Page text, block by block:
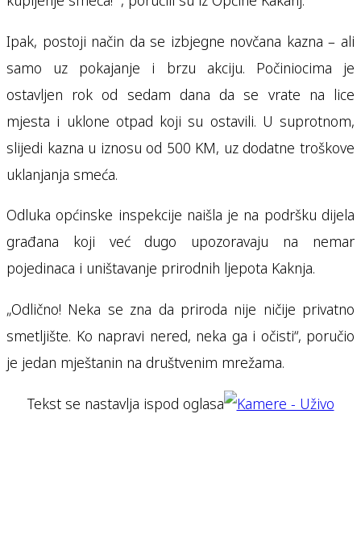
Ipak, postoji način da se izbjegne novčana kazna – ali
samo uz pokajanje i brzu akciju. Počiniocima je
ostavljen rok od sedam dana da se vrate na lice
mjesta i uklone otpad koji su ostavili. U suprotnom,
slijedi kazna u iznosu od 500 KM, uz dodatne troškove
uklanjanja smeća.
Odluka općinske inspekcije naišla je na podršku dijela
građana koji već dugo upozoravaju na nemar
pojedinaca i uništavanje prirodnih ljepota Kaknja.
„Odlično! Neka se zna da priroda nije ničije privatno
smetljište. Ko napravi nered, neka ga i očisti“, poručio
je jedan mještanin na društvenim mrežama.
Tekst se nastavlja ispod oglasa